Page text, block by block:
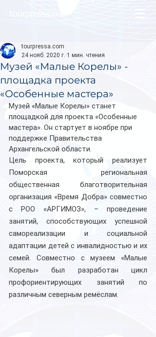
Музей «Малые Корелы» -
площадка проекта
«Особенные мастера»
tourpressa.com
24 нояб. 2020 г. 1 мин. чтения
Музей «Малые Корелы» станет
площадкой для проекта «Особенные
мастера». Он стартует в ноябре при
поддержке Правительства
Архангельской области.
Цель проекта, который реализует
Поморская региональная
общественная благотворительная
организация «Время Добра» совместно
с РОО «АРГИМОЗ», – проведение
занятий, способствующих успешной
самореализации и социальной
адаптации детей с инвалидностью и их
семей. Совместно с музеем «Малые
Корелы» был разработан цикл
профориентирующих занятий по
различным северным ремёслам.